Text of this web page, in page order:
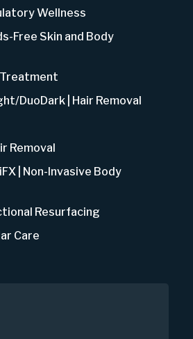
Wellness
Free Skin and Body
Treatment
DuoDark | Hair Removal
Removal
| Non-Invasive Body
Resurfacing
Care